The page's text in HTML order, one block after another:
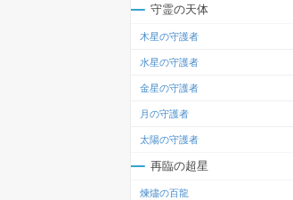
守霊の天体
木星の守護者
水星の守護者
金星の守護者
月の守護者
太陽の守護者
再臨の超星
煉燼の百龍